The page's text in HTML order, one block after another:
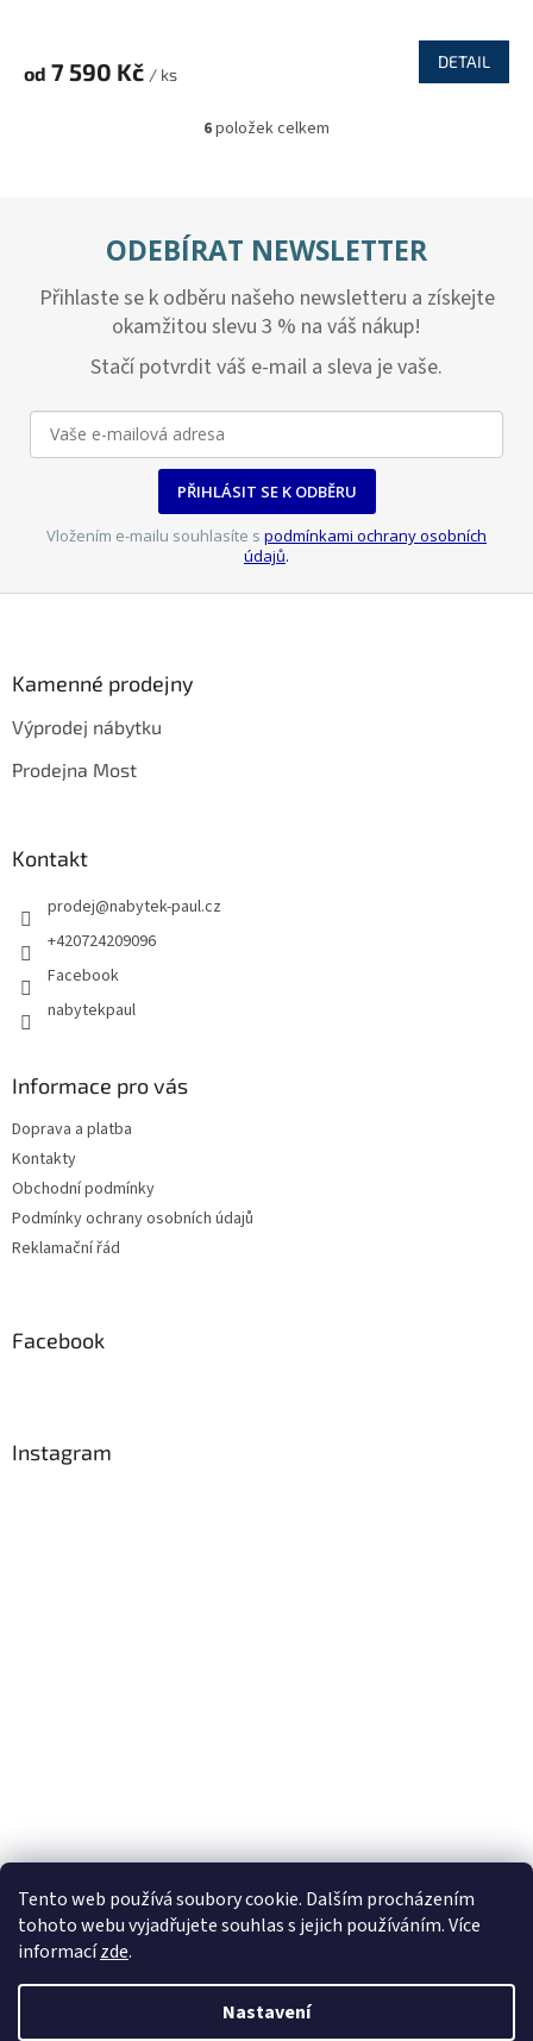
Tento web používá soubory cookie. Dalším procházením
tohoto webu vyjadřujete souhlas s jejich používáním. Více
informacízde.
Nastavení
R
od 7 590 Kč / ks
DETAIL
O
a
í
p
r
v
y
ý
p
i
s
u
6položek celkem
ODEBÍRAT NEWSLETTER
Přihlaste se k odběru našeho newsletteru a získejte
okamžitou slevu 3 % na váš nákup!
Stačí potvrdit váš e-mail a sleva je vaše.
PŘIHLÁSIT SE K ODBĚRU
Vložením e-mailu souhlasíte s podmínkami ochrany osobních
údajů.
Kamenné prodejny
Výprodej nábytku
Prodejna Most
Kontakt
prodej@nabytek-paul.cz
+420724209096
Facebook
nabytekpaul
Informace pro vás
Doprava a platba
Kontakty
Obchodní podmínky
Podmínky ochrany osobních údajů
Reklamační řád
Facebook
Instagram